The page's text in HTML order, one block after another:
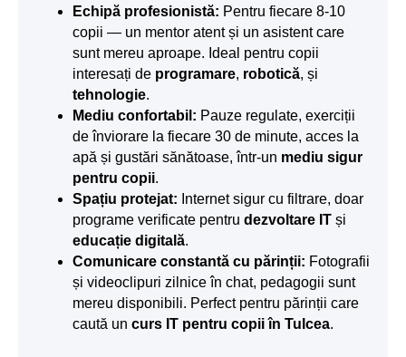
Echipă profesionistă: Pentru fiecare 8-10
copii — un mentor atent și un asistent care
sunt mereu aproape. Ideal pentru copii
interesați de programare, robotică, și
tehnologie.
Mediu confortabil: Pauze regulate, exerciții
de înviorare la fiecare 30 de minute, acces la
apă și gustări sănătoase, într-un mediu sigur
pentru copii.
Spațiu protejat: Internet sigur cu filtrare, doar
programe verificate pentru dezvoltare IT și
educație digitală.
Comunicare constantă cu părinții: Fotografii
și videoclipuri zilnice în chat, pedagogii sunt
mereu disponibili. Perfect pentru părinții care
caută un curs IT pentru copii în Tulcea.